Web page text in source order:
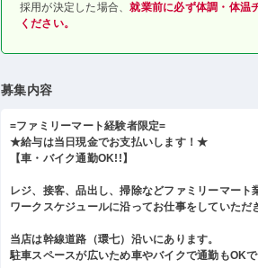
採用が決定した場合、就業前に必ず体調・体温
ください。
募集内容
=ファミリーマート経験者限定=
★給与は当日現金でお支払いします！★
【車・バイク通勤OK!!】
レジ、接客、品出し、掃除などファミリーマート
ワークスケジュールに沿ってお仕事をしていただ
当店は幹線道路（環七）沿いにあります。
駐車スペースが広いため車やバイクで通勤もOKで